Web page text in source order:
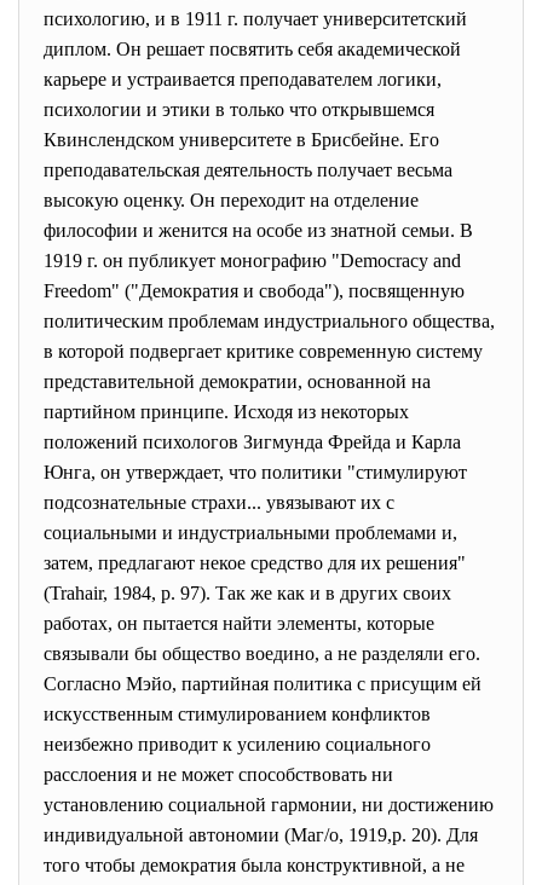
психологию, и в 1911 г. получает университетский
диплом. Он решает посвятить себя академической
карьере и устраивается преподавателем логики,
психологии и этики в только что открывшемся
Квинслендском университете в Брисбейне. Его
преподавательская деятельность получает весьма
высокую оценку. Он переходит на отделение
философии и женится на особе из знатной семьи. В
1919 г. он публикует монографию "Democracy and
Freedom" ("Демократия и свобода"), посвященную
политическим проблемам индустриального общества,
в которой подвергает критике современную систему
представительной демократии, основанной на
партийном принципе. Исходя из некоторых
положений психологов Зигмунда Фрейда и Карла
Юнга, он утверждает, что политики "стимулируют
подсознательные страхи... увязывают их с
социальными и индустриальными проблемами и,
затем, предлагают некое средство для их решения"
(Trahair, 1984, р. 97). Так же как и в других своих
работах, он пытается найти элементы, которые
связывали бы общество воедино, а не разделяли его.
Согласно Мэйо, партийная политика с присущим ей
искусственным стимулированием конфликтов
неизбежно приводит к усилению социального
расслоения и не может способствовать ни
установлению социальной гармонии, ни достижению
индивидуальной автономии (Маг/о, 1919,р. 20). Для
того чтобы демократия была конструктивной, а не